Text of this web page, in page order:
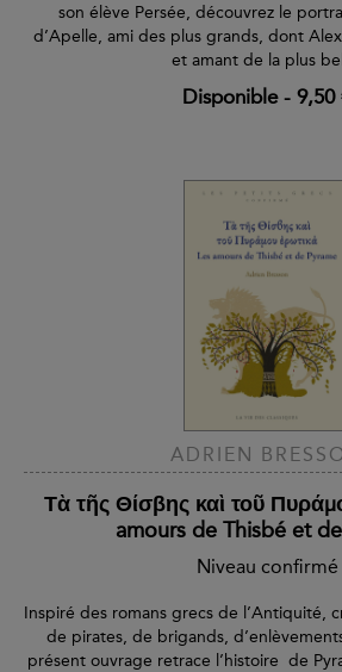
son élève Persée, découvrez le
d’Apelle, ami des plus grands, dont
et amant de la plus
Disponible- 9,50
ADRIEN
Τὰ τῆς Θίσβης καὶ τοῦ
amours de Thisbé et
Niveau confirmé
Inspiré des romans grecs de l’Antiquité,
de pirates, de brigands,
présent ouvrage retrace l’histoire de